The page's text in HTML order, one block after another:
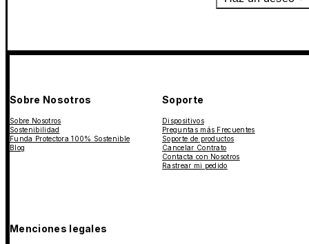
Sobre Nosotros
Sobre Nosotros
Sostenibilidad
Funda Protectora 100% Sostenible
Blog
Soporte
Dispositivos
Preguntas más Frecuentes
Soporte de productos
Cancelar Contrato
Contacta con Nosotros
Rastrear mi pedido
Menciones legales